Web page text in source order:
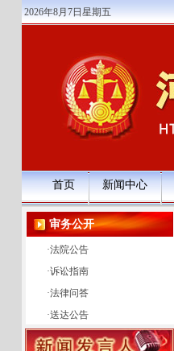
2026年8月7日星期五
首页 新闻中心
审务公开
·法院公告
·诉讼指南
·法律问答
·送达公告